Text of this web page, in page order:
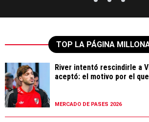
TOP LA PÁGINA
River intentó rescindirle a
aceptó: el motivo por el
MERCADO DE PASES 2026